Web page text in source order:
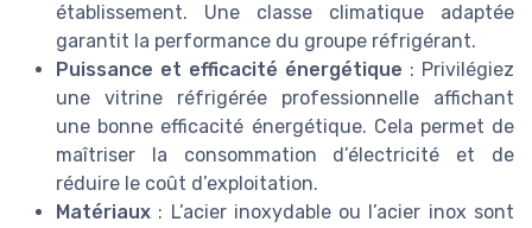
établissement. Une classe climatique adaptée
garantit la performance du groupe réfrigérant.
Puissance et efficacité énergétique : Privilégiez
une vitrine réfrigérée professionnelle affichant
une bonne efficacité énergétique. Cela permet de
maîtriser la consommation d’électricité et de
réduire le coût d’exploitation.
Matériaux : L’acier inoxydable ou l’acier inox sont